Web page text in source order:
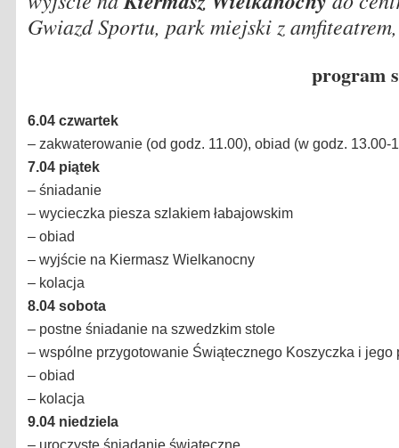
Gwiazd Sportu, park miejski z
program
6.04czwartek
– zakwaterowanie (od godz. 11.00), obiad (w godz. 13.00-
7.04 piątek
– śniadanie
–wycieczka piesza szlakiem łabajowskim
– obiad
–wyjście na Kiermasz Wielkanocny
– kolacja
8.04sobota
– postne śniadanie na szwedzkim stole
– wspólne przygotowanie Świątecznego Koszyczka i
– obiad
– kolacja
9.04 niedziela
– uroczyste śniadanie świąteczne